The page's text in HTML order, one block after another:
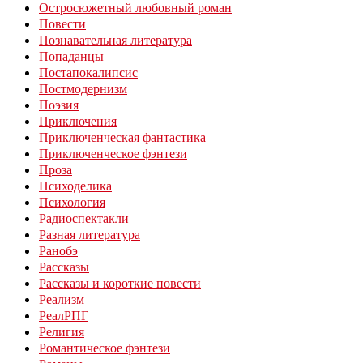
Остросюжетный любовный роман
Повести
Познавательная литература
Попаданцы
Постапокалипсис
Постмодернизм
Поэзия
Приключения
Приключенческая фантастика
Приключенческое фэнтези
Проза
Психоделика
Психология
Радиоспектакли
Разная литература
Ранобэ
Рассказы
Рассказы и короткие повести
Реализм
РеалРПГ
Религия
Романтическое фэнтези